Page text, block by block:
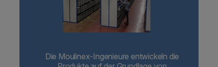
Die Moulinex-Ingenieure entwickeln die